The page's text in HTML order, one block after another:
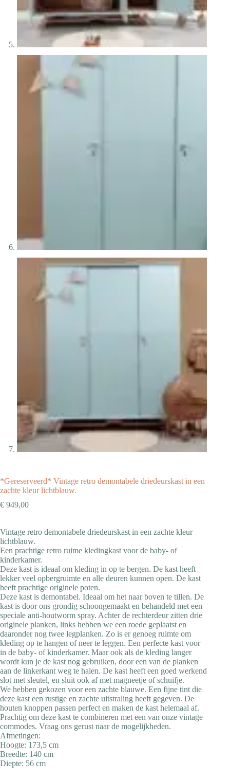
*Gereserveerd* Vintage retro demontabele driedeurskast in een
zachte kleur lichtblauw.
€ 949,00
Vintage retro demontabele driedeurskast in een zachte kleur
lichtblauw.
Een prachtige retro ruime kledingkast voor de baby- of
kinderkamer.
Deze kast is ideaal om kleding in op te bergen. De kast heeft
lekker veel opbergruimte en alle deuren kunnen open. De kast
heeft prachtige originele poten.
Deze kast is demontabel. Ideaal om het naar boven te tillen. De
kast is door ons grondig schoongemaakt en behandeld met een
speciale anti-houtworm spray. Achter de rechterdeur zitten drie
originele planken, links hebben we een roede geplaatst en
daaronder nog twee legplanken. Zo is er genoeg ruimte om
kleding op te hangen of neer te leggen. Een perfecte kast voor
in de baby- of kinderkamer. Maar ook als de kleding langer
wordt kun je de kast nog gebruiken, door een van de planken
aan de linkerkant weg te halen. De kast heeft een goed werkend
slot met sleutel, en sluit ook af met magneetje of schuifje.
We hebben gekozen voor een zachte blauwe. Een fijne tint die
deze kast een rustige en zachte uitstraling heeft gegeven. De
houten knoppen passen perfect en maken de kast helemaal af.
Prachtig om deze kast te combineren met een van onze vintage
commodes. Vraag ons gerust naar de mogelijkheden.
Afmetingen:
Hoogte: 173,5 cm
Breedte: 140 cm
Diepte: 56 cm